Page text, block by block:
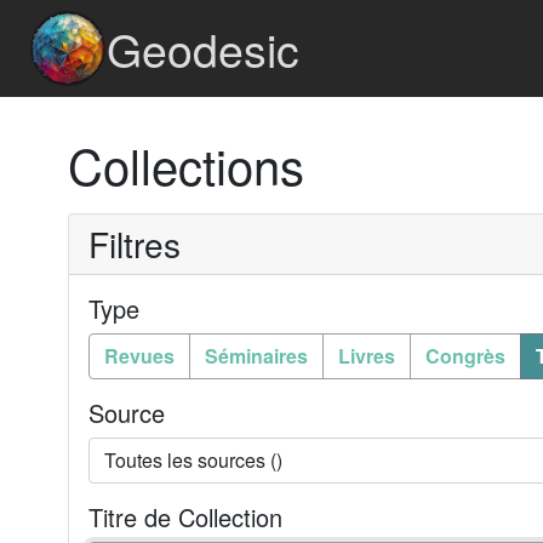
Geodesic
Collections
Filtres
Titre de Collection
Type
Revues Séminaires Livres Congrès
Source